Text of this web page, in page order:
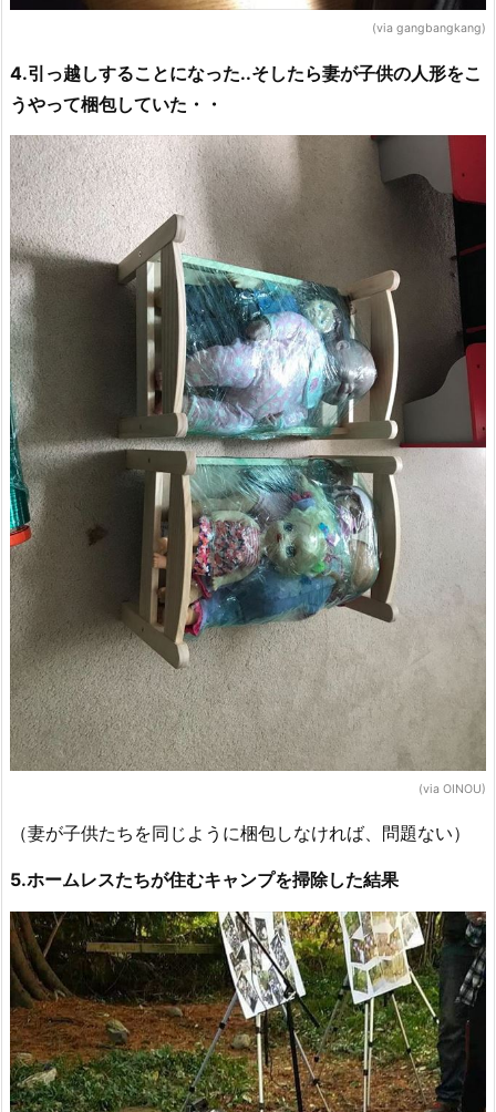
(via gangbangkang)
4.引っ越しすることになった..そしたら妻が子供の人形をこ
うやって梱包していた・・
(via OINOU)
（妻が子供たちを同じように梱包しなければ、問題ない）
5.ホームレスたちが住むキャンプを掃除した結果